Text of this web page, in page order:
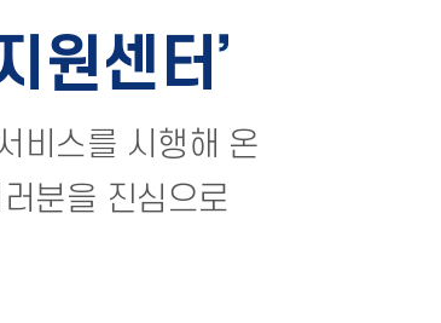
원센터
비스를 시행해 온
분을 진심으로